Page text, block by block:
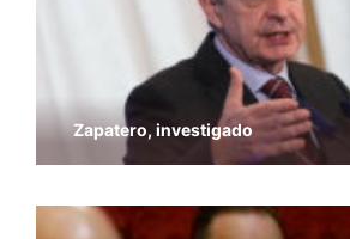
Zapatero, investigado